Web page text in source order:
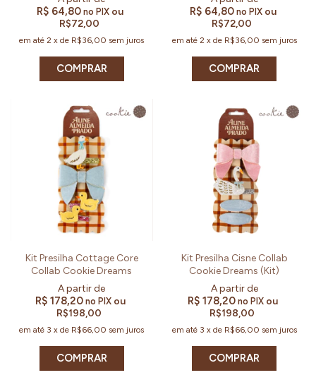
R$ 64,80 no PIX ou
R$72,00
em até2 xde R$36,00 sem juros
COMPRAR
R$ 64,80no PIX ou
R$72,00
em até 2 x de R$36,00 sem juros
COMPRAR
Kit Presilha Cottage Core
Collab Cookie Dreams
R$ 178,20no PIX ou
R$198,00
em até 3 xde R$66,00 sem juros
COMPRAR
Kit Presilha Cisne Collab
Cookie Dreams (Kit)
R$ 178,20 no PIX ou
R$198,00
em até 3 x de R$66,00 sem juros
COMPRAR